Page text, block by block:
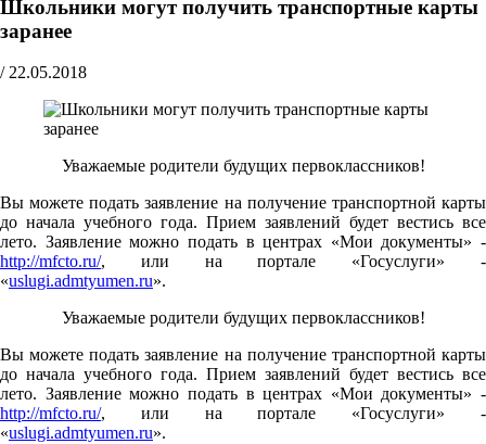
Школьники могут получить транспортные карты
заранее
/ 22.05.2018
Уважаемые родители будущих первоклассников!
Вы можете подать заявление на получение транспортной карты
до начала учебного года. Прием заявлений будет вестись все
лето. Заявление можно подать в центрах «Мои документы» -
http://mfcto.ru/, или на портале «Госуслуги» -
«uslugi.admtyumen.ru».
Уважаемые родители будущих первоклассников!
Вы можете подать заявление на получение транспортной карты
до начала учебного года. Прием заявлений будет вестись все
лето. Заявление можно подать в центрах «Мои документы» -
http://mfcto.ru/, или на портале «Госуслуги» -
«uslugi.admtyumen.ru».